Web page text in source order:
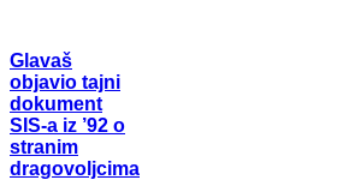
Glavaš
objavio tajni
dokument
SIS-a iz ’92 o
stranim
dragovoljcima